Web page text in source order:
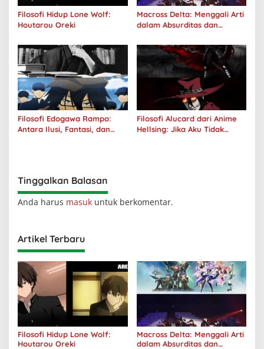
Filosofi Hidup Lone Wolf:
Houtarou Oreki
Macross Delta: Menggali Arti
dalam Absurditas dan
Filosofi Edogawa Rampo:
Antara Ilusi, Fantasi, dan
Filosofi Alucard dari Anime
Hellsing: Jika Aku Tidak
Tinggalkan Balasan
Anda harus masuk untuk berkomentar.
Artikel Terbaru
Filosofi Hidup Lone Wolf:
Houtarou Oreki
Macross Delta: Menggali Arti
dalam Absurditas dan